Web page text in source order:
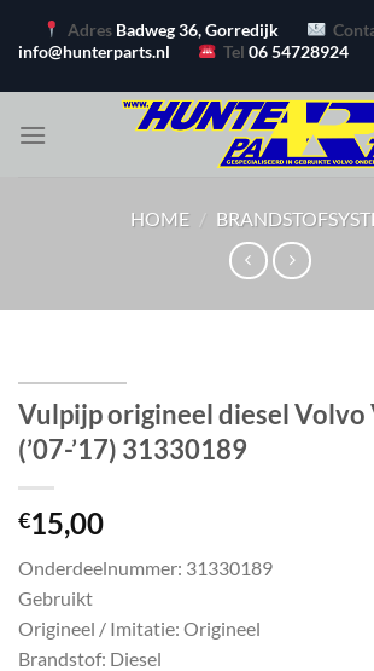
naar
Adres Badweg 36, Gorredijk
info@hunterparts.nl
Tel06 54728924
HOME /
Vulpijp origineel diesel Volvo
(’07-’17) 31330189
€15,00
Onderdeelnummer: 31330189
Gebruikt
Origineel / Imitatie: Origineel
Brandstof: Diesel